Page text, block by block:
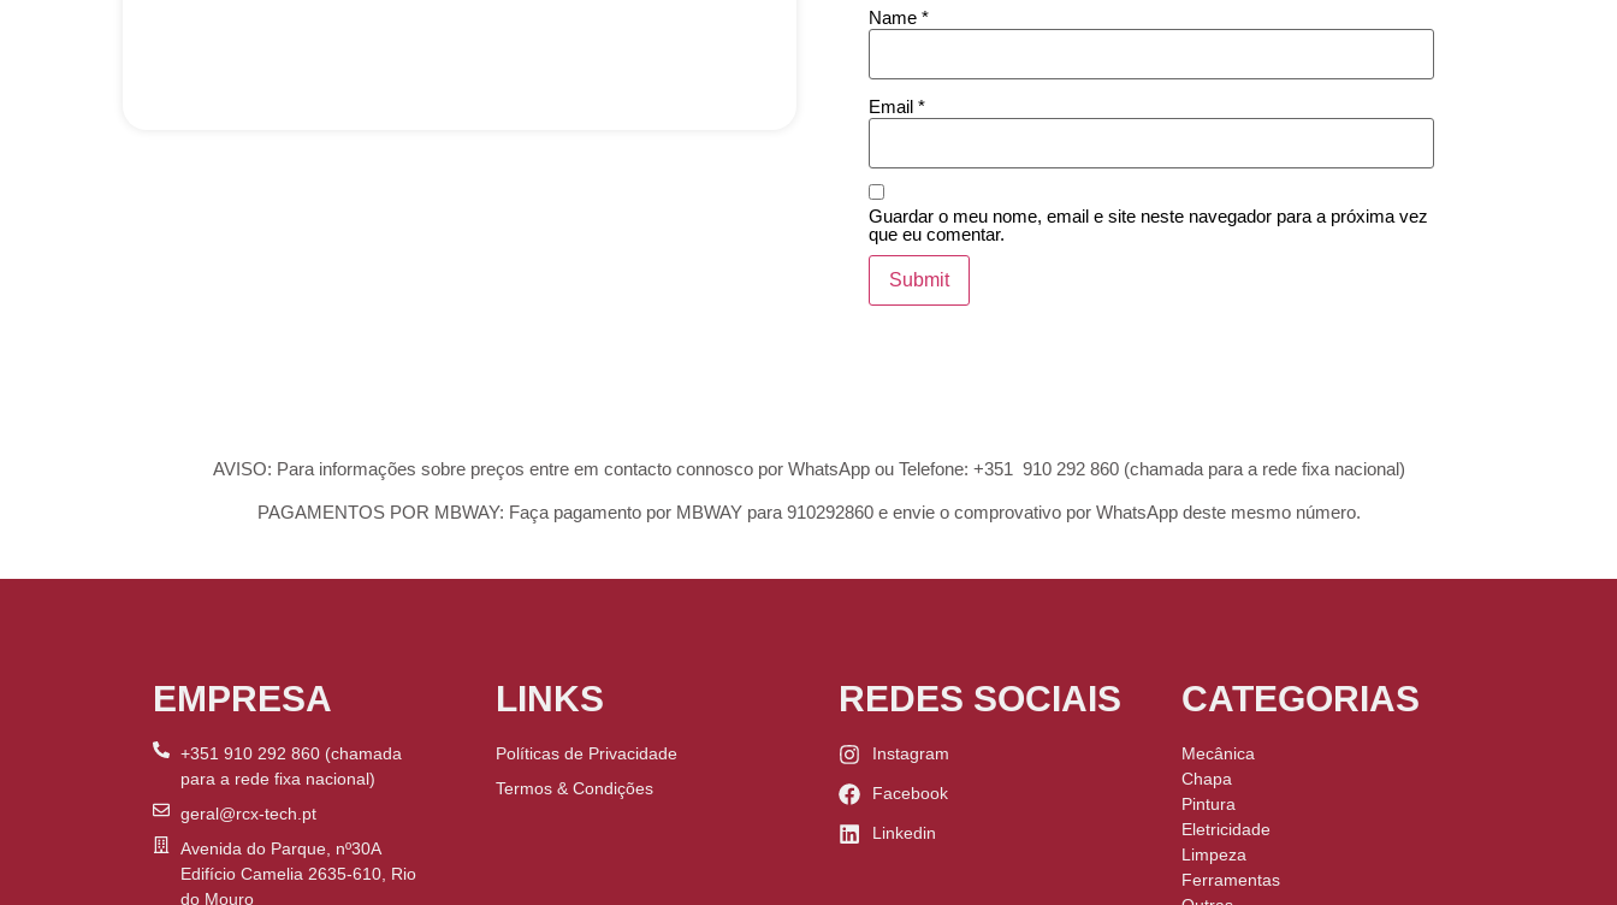
Name *
Email *
Guardar o meu nome, email e site neste navegador para a próxima vez
que eu comentar.
AVISO: Para informações sobre preços entre em contacto connosco por WhatsApp ou Telefone: +351 910 292 860 (chamada para a rede fixa nacional)
PAGAMENTOS POR MBWAY: Faça pagamento por MBWAY para 910292860 e envie o comprovativo por WhatsApp deste mesmo número.
EMPRESA
+351 910 292 860 (chamada
para a rede fixa nacional)
geral@rcx-tech.pt
Avenida do Parque, nº30A
Edifício Camelia 2635-610, Rio
do Mouro
LINKS
Políticas de Privacidade
Termos & Condições
REDES SOCIAIS
Instagram
Facebook
Linkedin
CATEGORIAS
Mecânica
Chapa
Pintura
Eletricidade
Limpeza
Ferramentas